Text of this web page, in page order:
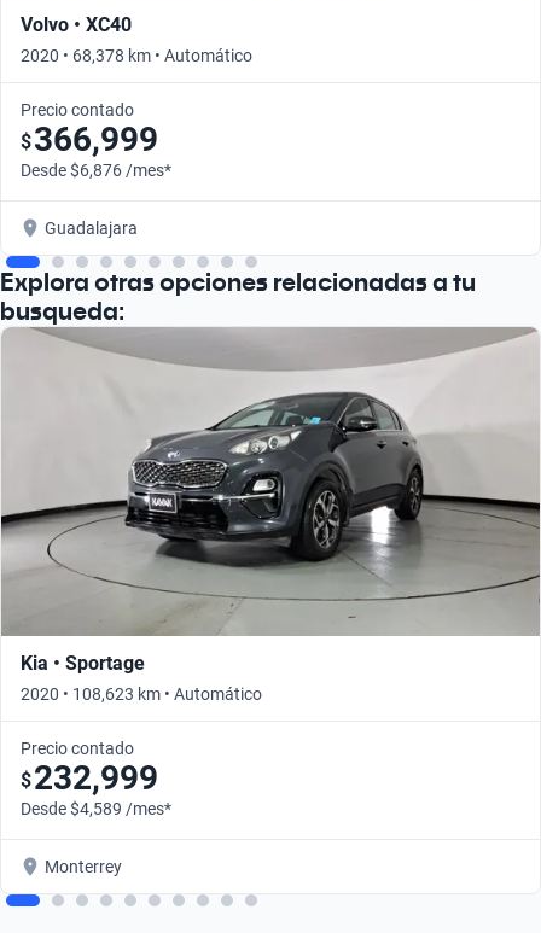
Volvo • XC40
2020 • 68,378 km • Automático
Precio contado
$366,999
Desde $6,876 /mes*
Guadalajara
Explora otras opciones relacionadas a tu
busqueda:
Kia • Sportage
2020 • 108,623 km • Automático
Precio contado
$232,999
Desde $4,589 /mes*
Monterrey